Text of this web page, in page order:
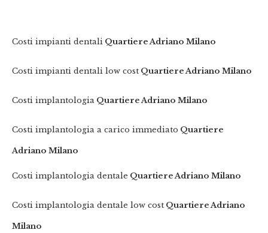
Costi impianti dentali Quartiere Adriano Milano
Costi impianti dentali low cost Quartiere Adriano Milano
Costi implantologia Quartiere Adriano Milano
Costi implantologia a carico immediato Quartiere
Adriano Milano
Costi implantologia dentale Quartiere Adriano Milano
Costi implantologia dentale low cost Quartiere Adriano
Milano